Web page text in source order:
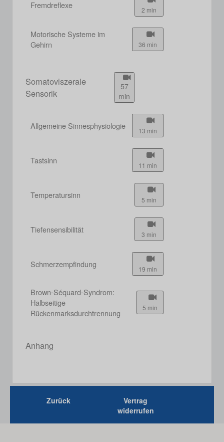
Fremdreflexe 2 min
Motorische Systeme im
Gehirn
36 min
Somatoviszerale
Sensorik
57
min
Allgemeine Sinnesphysiologie 13 min
Tastsinn 11 min
Temperatursinn 5 min
Tiefensensibilität 3 min
Schmerzempfindung 19 min
Brown-Séquard-Syndrom:
Halbseitige
Rückenmarksdurchtrennung
5 min
Anhang
Zurück
Vertrag
widerrufen